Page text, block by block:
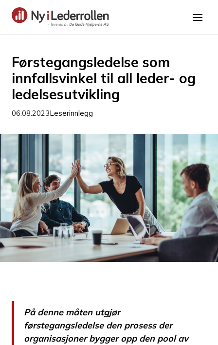
Førstegangsledelse som
innfallsvinkel til all leder- og
ledelsesutvikling
06.08.2023Leserinnlegg
På denne måten utgjør
førstegangsledelse den prosess der
organisasjoner bygger opp den pool av